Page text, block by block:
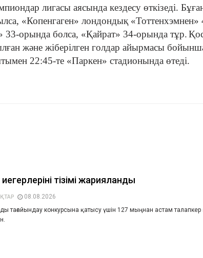
лигасы аясында кездесу өткізеді.
«Копенгаген» лондондық «Тоттенхэмнен»
33-орында болса, «Қайрат» 34-орында тұр.
және жіберілген голдар айырмасы
22:45-те «Паркен» стадионында өтеді.
тізімі жарияланды
08.08.2026
тағайындау конкурсына қатысу үшін 127 мыңнан астам талапкер